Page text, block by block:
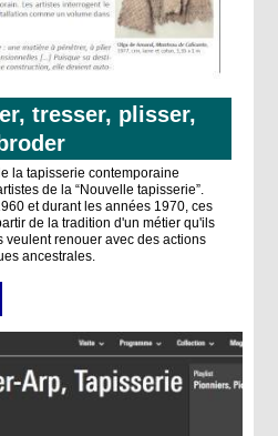
tresser, plisser,
broder
la tapisserie contemporaine
de la “Nouvelle tapisserie”.
et durant les années 1970, ces
de la tradition d'un métier qu'ils
veulent renouer avec des actions
ancestrales.